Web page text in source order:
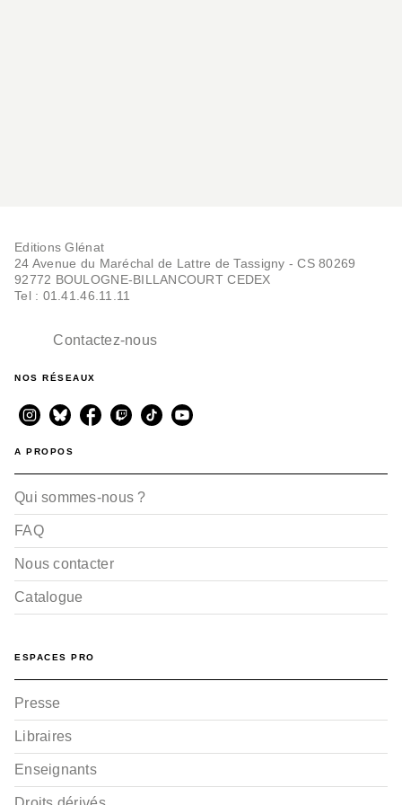
Editions Glénat
24 Avenue du Maréchal de Lattre de Tassigny - CS 80269
92772 BOULOGNE-BILLANCOURT CEDEX
Tel : 01.41.46.11.11
Contactez-nous
NOS RÉSEAUX
A PROPOS
Qui sommes-nous ?
FAQ
Nous contacter
Catalogue
ESPACES PRO
Presse
Libraires
Enseignants